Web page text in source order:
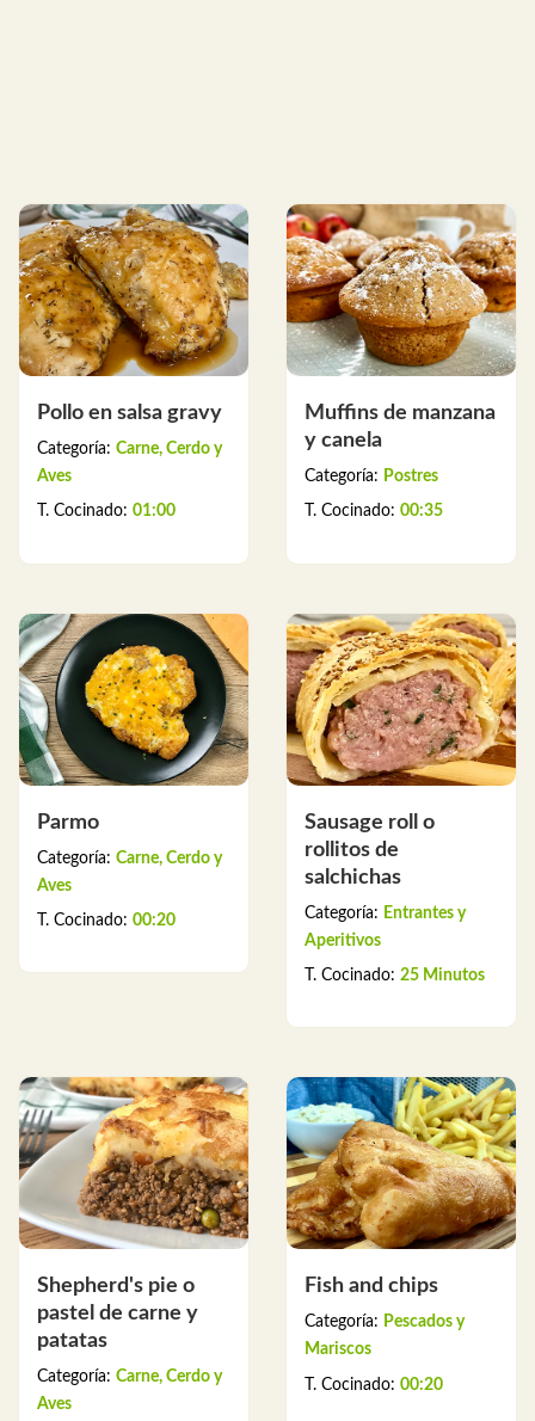
Pollo en salsa gravy
Categoría: Carne, Cerdo y
Aves
T. Cocinado: 01:00
Muffins de manzana
y canela
Categoría: Postres
T. Cocinado: 00:35
Parmo
Categoría: Carne, Cerdo y
Aves
T. Cocinado: 00:20
Sausage roll o
rollitos de
salchichas
Categoría: Entrantes y
Aperitivos
T. Cocinado: 25 Minutos
Shepherd's pie o
pastel de carne y
patatas
Categoría: Carne, Cerdo y
Aves
Fish and chips
Categoría: Pescados y
Mariscos
T. Cocinado: 00:20